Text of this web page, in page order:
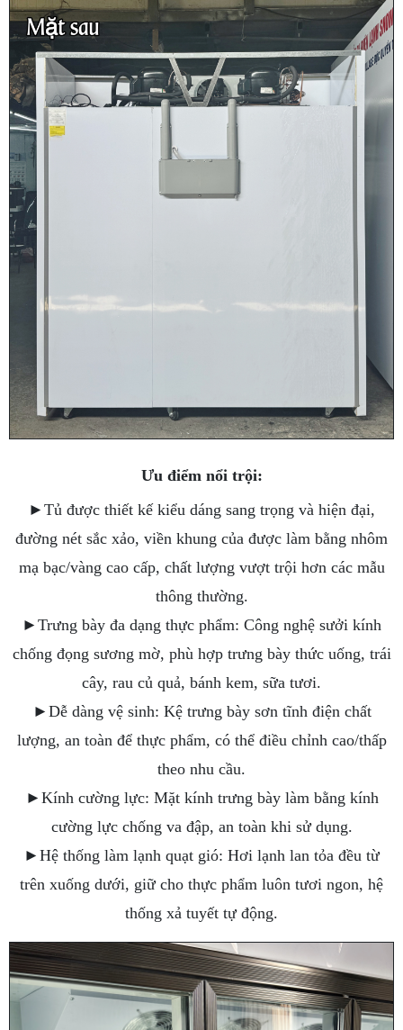
Ưu điểm nổi trội:
►Tủ được thiết kế kiểu dáng sang trọng và hiện đại,
đường nét sắc xảo, viền khung của được làm bằng nhôm
mạ bạc/vàng cao cấp, chất lượng vượt trội hơn các mẫu
thông thường.
►Trưng bày đa dạng thực phẩm: Công nghệ sưởi kính
chống đọng sương mờ, phù hợp trưng bày thức uống, trái
cây, rau củ quả, bánh kem, sữa tươi.
►Dễ dàng vệ sinh: Kệ trưng bày sơn tĩnh điện chất
lượng, an toàn để thực phẩm, có thể điều chỉnh cao/thấp
theo nhu cầu.
►Kính cường lực: Mặt kính trưng bày làm bằng kính
cường lực chống va đập, an toàn khi sử dụng.
►Hệ thống làm lạnh quạt gió: Hơi lạnh lan tỏa đều từ
trên xuống dưới, giữ cho thực phẩm luôn tươi ngon, hệ
thống xả tuyết tự động.